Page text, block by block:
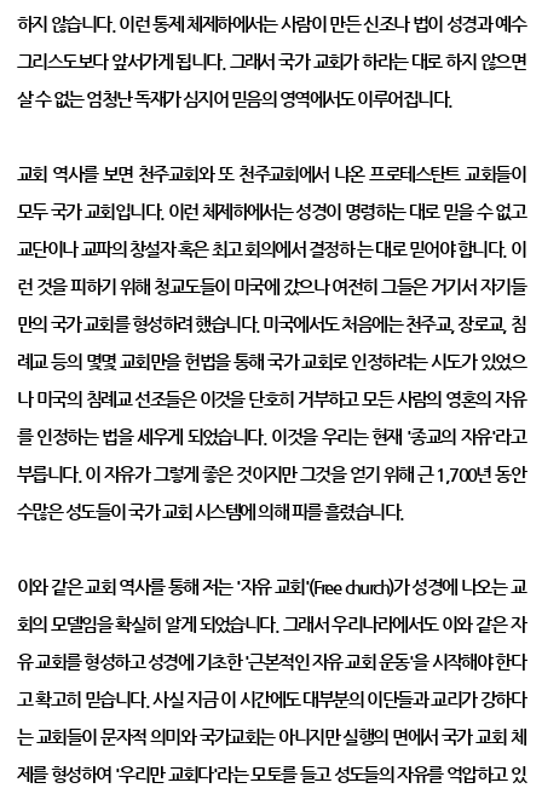
하지 않습니다. 이런 통제 체제하에서는 사람이 만든 신조나 법이 성경과 예수
그리스도보다 앞서가게 됩니다. 그래서 국가 교회가 하라는 대로 하지 않으면
살 수 없는 엄청난 독재가 심지어 믿음의 영역에서도 이루어집니다.
교회 역사를 보면 천주교회와 또 천주교회에서 나온 프로테스탄트 교회들이
모두 국가 교회입니다. 이런 체제하에서는 성경이 명령하는 대로 믿을 수 없고
교단이나 교파의 창설자 혹은 최고 회의에서 결정하 는 대로 믿어야 합니다. 이
런 것을 피하기 위해 청교도들이 미국에 갔으나 여전히 그들은 거기서 자기들
만의 국가 교회를 형성하려 했습니다. 미국에서도 처음에는 천주교, 장로교, 침
례교 등의 몇몇 교회만을 헌법을 통해 국가 교회로 인정하려는 시도가 있었으
나 미국의 침례교 선조들은 이것을 단호히 거부하고 모든 사람의 영혼의 자유
를 인정하는 법을 세우게 되었습니다. 이것을 우리는 현재 '종교의 자유'라고
부릅니다. 이 자유가 그렇게 좋은 것이지만 그것을 얻기 위해 근 1,700년 동안
수많은 성도들이 국가 교회 시스템에 의해 피를 흘렸습니다.
이와 같은 교회 역사를 통해 저는 '자유 교회'(Free church)가 성경에 나오는 교
회의 모델임을 확실히 알게 되었습니다. 그래서 우리나라에서도 이와 같은 자
유 교회를 형성하고 성경에 기초한 '근본적인 자유 교회 운동'을 시작해야 한다
고 확고히 믿습니다. 사실 지금 이 시간에도 대부분의 이단들과 교리가 강하다
는 교회들이 문자적 의미와 국가교회는 아니지만 실행의 면에서 국가 교회 체
제를 형성하여 '우리만 교회다'라는 모토를 들고 성도들의 자유를 억압하고 있